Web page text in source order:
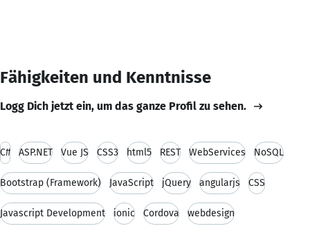
Fähigkeiten und Kenntnisse
Logg Dich jetzt ein, um das ganze Profil zu sehen.
C# ASP.NET Vue JS CSS3 html5 REST WebServices NoSQL
Bootstrap (Framework) JavaScript jQuery angularjs CSS
Javascript Development ionic Cordova webdesign